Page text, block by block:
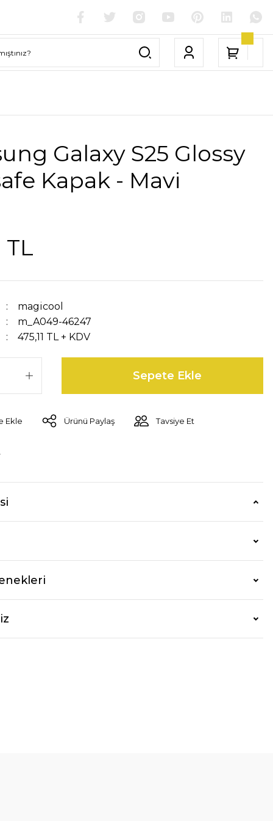
Galaxy S25 Glossy
Kapak - Mavi
TL
magicool
m_A049-46247
475,11 TL + KDV
Sepete Ekle
Ürünü Paylaş Tavsiye Et